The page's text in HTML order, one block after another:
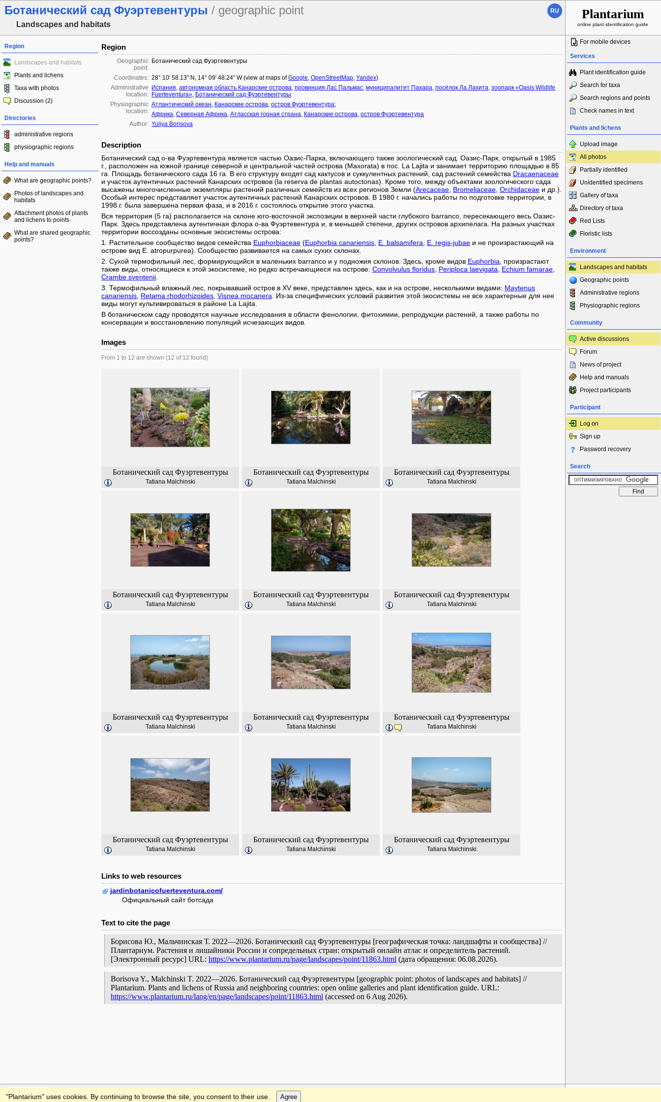
Ботанический сад Фуэртевентуры / geographic point
Landscapes and habitats
RU Plantarium
online plant identification guide
Region
Landscapes and habitats
Plants and lichens
Taxa with photos
Discussion (2)
Directories
administrative regions
physiographic regions
Help and manuals
What are geographic points?
Photos of landscapes and
habitats
Attachment photos of plants
and lichens to points
What are shared geographic
points?
Region
Geographic
point:
Ботанический сад Фуэртевентуры
Coordinates: 28° 10′ 58.13″ N, 14° 09′ 48.24″ W (view at maps ofGoogle, OpenStreetMap, Yandex)
Administrative
location:
Испания, автономная область Канарские острова, провинция Лас Пальмас, муниципалитет Пахара, посёлок Ла Лахита, зоопарк «Oasis Wildlife
Fuerteventura», Ботанический сад Фуэртевентуры
Physiographic
location:
Атлантический океан, Канарские острова, остров Фуэртевентура;
Африка, Северная Африка, Атласская горная страна, Канарские острова, остров Фуэртевентура
Author: Yuliya Borisova
Description
Ботанический сад о-ва Фуэртевентура является частью Оазис-Парка, включающего также зоологический сад. Оазис-Парк, открытый в 1985
г., расположен на южной границе северной и центральной частей острова (Maxorata) в пос. La Lajita и занимает территорию площадью в 85
га. Площадь ботанического сада 16 га. В его структуру входят сад кактусов и суккулентных растений, сад растений семейства Dracaenaceae
и участок аутентичных растений Канарских островов (la reserva de plantas autoctonas). Кроме того, между объектами зоологического сада
высажены многочисленные экземпляры растений различных семейств из всех регионов Земли (Arecaceae Bromeliaceae Orchidaceae и др.).
Особый интерес представляет участок аутентичных растений Канарских островов. В 1980 г. начались работы по подготовке территории, в
1998 г. была завершена первая фаза, и в 2016 г. состоялось открытие этого участка.
Вся территория (5 га) располагается на склоне юго-восточной экспозиции в верхней части глубокого barranco, пересекающего весь Оазис-
Парк. Здесь представлена аутентичная флора о-ва Фуэртевентура и, в меньшей степени, других островов архипелага. На разных участках
территории воссозданы основные экосистемы острова:
1. Растительное сообщество видов семейства Euphorbiaceae (Euphorbia canariensis E. balsamifera E. regis-jubae и не произрастающий на
острове вид E. atropurpurea). Сообщество развивается на самых сухих склонах.
2. Сухой термофильный лес, формирующийся в маленьких barranco и у подножия склонов. Здесь, кроме видов Euphorbia , произрастают
также виды, относящиеся к этой экосистеме, но редко встречающиеся на острове: Convolvulus floridus Periploca laevigata Echium famarae
Crambe sventenii
3. Термофильный влажный лес, покрывавший остров в XV веке, представлен здесь, как и на острове, несколькими видами: Maytenus
canariensis Retama rhodorhizoides Visnea mocanera . Из-за специфических условий развития этой экосистемы не все характерные для нее
виды могут культивироваться в районе La Lajita.
В ботаническом саду проводятся научные исследования в области фенологии, фитохимии, репродукции растений, а также работы по
консервации и восстановлению популяций исчезающих видов.
Images
From 1 to 12 are shown (12 of 12 found)
Ботанический сад Фуэртевентуры
Tatiana Malchinski
Ботанический сад Фуэртевентуры
Tatiana Malchinski
Ботанический сад Фуэртевентуры
Tatiana Malchinski
Ботанический сад Фуэртевентуры
Tatiana Malchinski
Ботанический сад Фуэртевентуры
Tatiana Malchinski
Ботанический сад Фуэртевентуры
Tatiana Malchinski
Ботанический сад Фуэртевентуры
Tatiana Malchinski
Ботанический сад Фуэртевентуры
Tatiana Malchinski
Ботанический сад Фуэртевентуры
Tatiana Malchinski
Ботанический сад Фуэртевентуры
Tatiana Malchinski
Ботанический сад Фуэртевентуры
Tatiana Malchinski
Ботанический сад Фуэртевентуры
Tatiana Malchinski
Links to web resources
jardinbotanicofuerteventura.com/
Официальный сайт ботсада
Text to cite the page
Борисова Ю., Мальчинская Т. 2022—2026. Ботанический сад Фуэртевентуры [географическая точка: ландшафты и сообщества] //
Плантариум. Растения и лишайники России и сопредельных стран: открытый онлайн атлас и определитель растений.
[Электронный ресурс] URL: https://www.plantarium.ru/page/landscapes/point/11863.html (дата обращения: 06.08.2026).
Borisova Y., Malchinski T. 2022—2026. Ботанический сад Фуэртевентуры [geographic point: photos of landscapes and habitats] //
Plantarium. Plants and lichens of Russia and neighboring countries: open online galleries and plant identification guide. URL:
https://www.plantarium.ru/lang/en/page/landscapes/point/11863.html (accessed on 6 Aug 2026).
For mobile devices
Services
Plant identification guide
Search for taxa
Search regions and points
Check names in text
Plants and lichens
Upload image
All photos
Partially identified
Unidentified specimens
Gallery of taxa
Directory of taxa
Red Lists
Floristic lists
Environment
Landscapes and habitats
Geographic points
Administrative regions
Physiographic regions
Community
Active discussions
Forum
News of project
Help and manuals
Project participants
Participant
Log on
Sign up
Password recovery
Search
Feedback
"Plantarium" uses cookies. By continuing to browse the site, you consent to their use. Agree